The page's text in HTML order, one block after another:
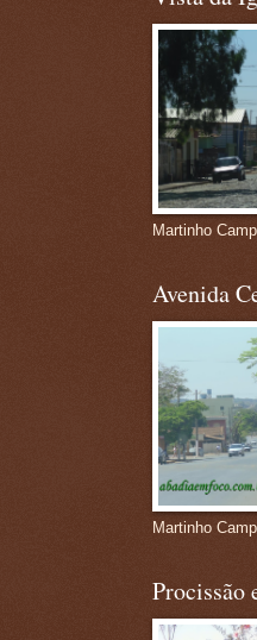
Martinho
Avenida
Martinho
Procissão